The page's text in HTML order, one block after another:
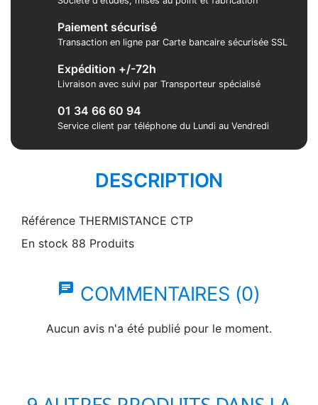
Paiement sécurisé
Transaction en ligne par Carte bancaire sécurisée SSL
Expédition +/-72h
Livraison avec suivi par Transporteur spécialisé
01 34 66 60 94
Service client par téléphone du Lundi au Vendredi
DESCRIPTION
Référence THERMISTANCE CTP
En stock 88 Produits
chat COMMENTAIRES (0)
Aucun avis n'a été publié pour le moment.